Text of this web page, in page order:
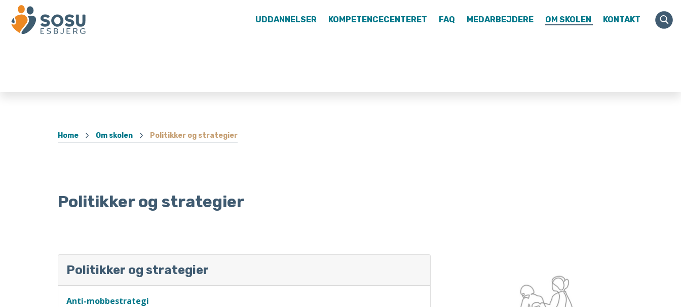
UDDANNELSER KOMPETENCECENTERET FAQ MEDARBEJDERE OM SKOLEN KONTAKT
Home Om skolen Politikker og strategier
Politikker og strategier
Politikker og strategier
Anti-mobbestrategi